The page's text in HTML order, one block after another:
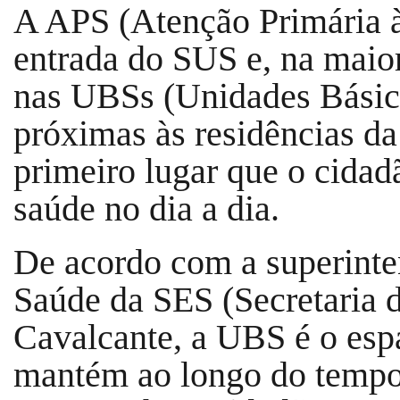
A APS (Atenção Primária
entrada do SUS e, na
nas UBSs (Unidades
próximas às residências
primeiro lugar que o
saúde no dia a dia.
De acordo com a
Saúde da SES (Secretaria
Cavalcante, a UBS é o
mantém ao longo do